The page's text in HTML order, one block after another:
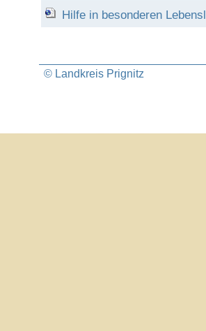
Hilfe in besonderen
© Landkreis Prignitz